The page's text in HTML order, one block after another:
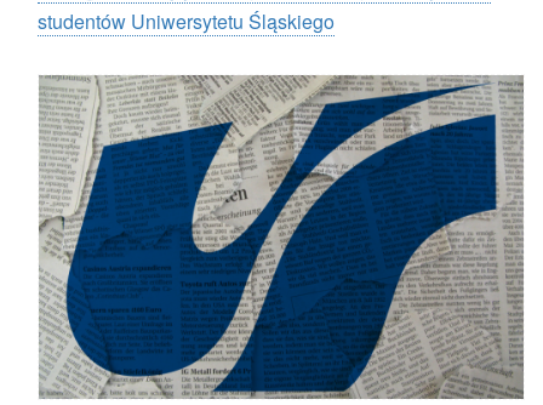
studentów Uniwersytetu Śląskiego